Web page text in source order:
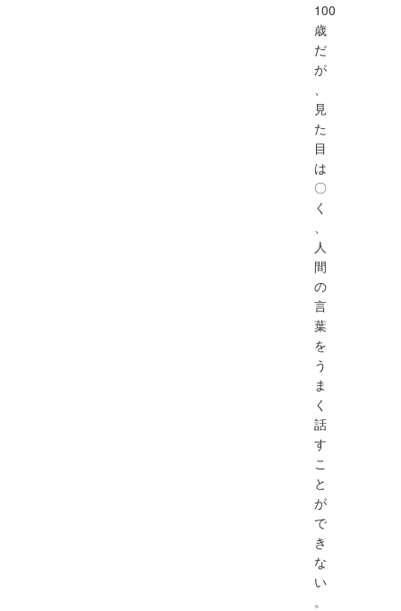
100
歳
だ
が
見
た
目
は
〇
く
人
間
の
言
葉
を
う
ま
く
話
す
こ
と
が
で
き
な
い
。